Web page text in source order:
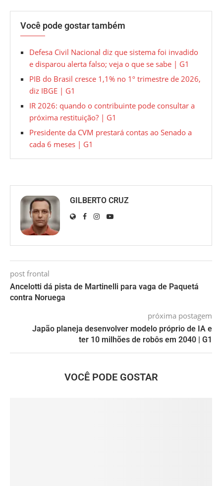
Você pode gostar também
Defesa Civil Nacional diz que sistema foi invadido
e disparou alerta falso; veja o que se sabe | G1
PIB do Brasil cresce 1,1% no 1º trimestre de 2026,
diz IBGE | G1
IR 2026: quando o contribuinte pode consultar a
próxima restituição? | G1
Presidente da CVM prestará contas ao Senado a
cada 6 meses | G1
GILBERTO CRUZ
post frontal
Ancelotti dá pista de Martinelli para vaga de Paquetá
contra Noruega
próxima postagem
Japão planeja desenvolver modelo próprio de IA e
ter 10 milhões de robôs em 2040 | G1
VOCÊ PODE GOSTAR